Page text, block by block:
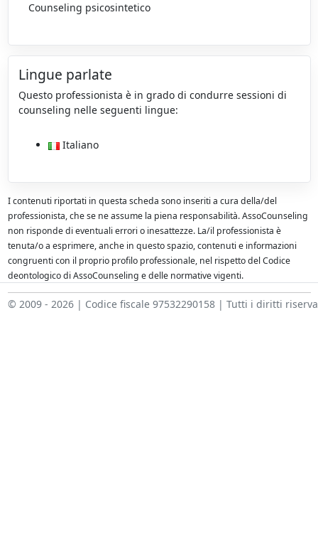
Counseling psicosintetico
Lingue parlate
Questo professionista è in grado di condurre sessioni di
counseling nelle seguenti lingue:
Italiano
I contenuti riportati in questa scheda sono inseriti a cura della/del
professionista, che se ne assume la piena responsabilità. AssoCounseling
non risponde di eventuali errori o inesattezze. La/il professionista è
tenuta/o a esprimere, anche in questo spazio, contenuti e informazioni
congruenti con il proprio profilo professionale, nel rispetto del Codice
deontologico di AssoCounseling e delle normative vigenti.
© 2009 - 2026 | Codice fiscale 97532290158 | Tutti i diritti